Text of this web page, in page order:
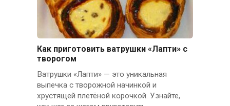
Как приготовить ватрушки «Лапти» с
творогом
Ватрушки «Лапти» — это уникальная
выпечка с творожной начинкой и
хрустящей плетёной корочкой. Узнайте,